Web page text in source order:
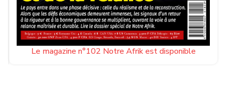
Le magazine n°102 Notre Afrik est disponible